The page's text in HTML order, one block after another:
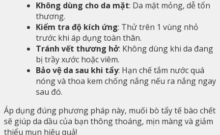
Không dùng cho da mặt: Da mặt mỏng, dễ tổn
thương.
Kiểm tra độ kích ứng: Thử trên 1 vùng nhỏ
trước khi áp dụng toàn thân.
Tránh vết thương hở: Không dùng khi da đang
bị trầy xước hoặc viêm.
Bảo vệ da sau khi tẩy: Hạn chế tắm nước quá
nóng và thoa kem chống nắng nếu ra nắng ngay
sau đó.
Áp dụng đúng phương pháp này, muối bò tẩy tế bào chết
sẽ giúp da dầu của bạn thông thoáng, mịn màng và giảm
thiểu mụn hiệu quả!